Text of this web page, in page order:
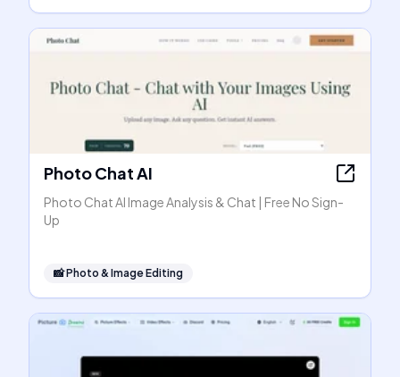
Photo Chat AI
Photo Chat AI Image Analysis & Chat | Free No Sign-
Up
📸Photo & Image Editing